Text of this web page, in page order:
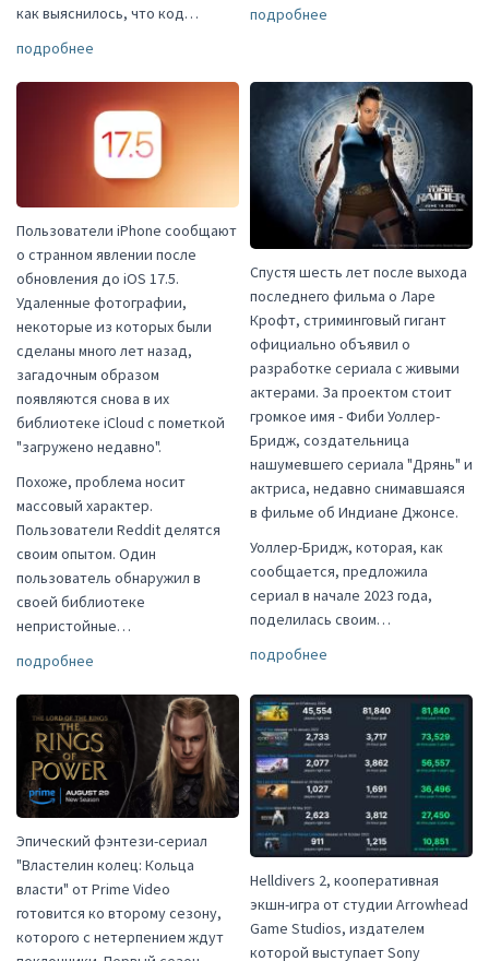
как выяснилось, что код…
подробнее
подробнее
Пользователи iPhone сообщают
о странном явлении после
обновления до iOS 17.5.
Удаленные фотографии,
некоторые из которых были
сделаны много лет назад,
загадочным образом
появляются снова в их
библиотеке iCloud с пометкой
"загружено недавно".
Похоже, проблема носит
массовый характер.
Пользователи Reddit делятся
своим опытом. Один
пользователь обнаружил в
своей библиотеке
непристойные…
подробнее
Спустя шесть лет после выхода
последнего фильма о Ларе
Крофт, стриминговый гигант
официально объявил о
разработке сериала с живыми
актерами. За проектом стоит
громкое имя - Фиби Уоллер-
Бридж, создательница
нашумевшего сериала "Дрянь" и
актриса, недавно снимавшаяся
в фильме об Индиане Джонсе.
Уоллер-Бридж, которая, как
сообщается, предложила
сериал в начале 2023 года,
поделилась своим…
подробнее
Эпический фэнтези-сериал
"Властелин колец: Кольца
власти" от Prime Video
готовится ко второму сезону,
которого с нетерпением ждут
Helldivers 2, кооперативная
экшн-игра от студии Arrowhead
Game Studios, издателем
которой выступает Sony